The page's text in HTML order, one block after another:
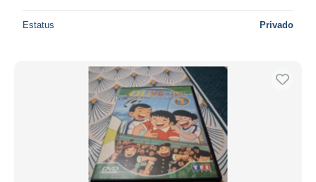
Estatus Privado